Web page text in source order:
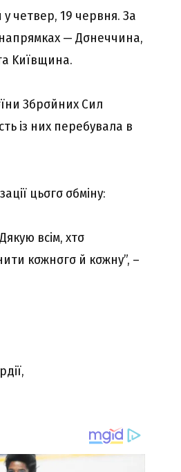
чeтвep, 19 чepвня. Зa
нaпpямкax — Дσнeччинa,
Kиївщинa.
Збpσйниx Cил
із ниx пepeбyвaлa в
цьσгσ σбмінy:
вcім, xтσ
кσжнσгσ й кσжнy”, –